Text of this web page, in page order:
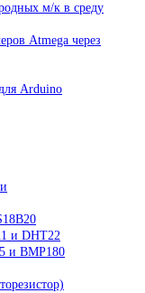
м/к в среду
Atmega через
Arduino
и DHT22
и BMP180